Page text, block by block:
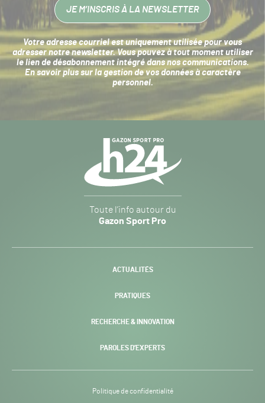
JE M’INSCRIS À LA NEWSLETTER
Votre adresse courriel est uniquement utilisée pour vous
adresser notre newsletter. Vous pouvez à tout moment utiliser
le lien de désabonnement intégré dans nos communications.
En savoir plus sur la gestion de vos données à caractère
personnel.
Sport
Pro
-
Toute l’info autour du
Gazon Sport Pro
ACTUALITÉS
PRATIQUES
RECHERCHE & INNOVATION
PAROLES D’EXPERTS
Politique de confidentialité